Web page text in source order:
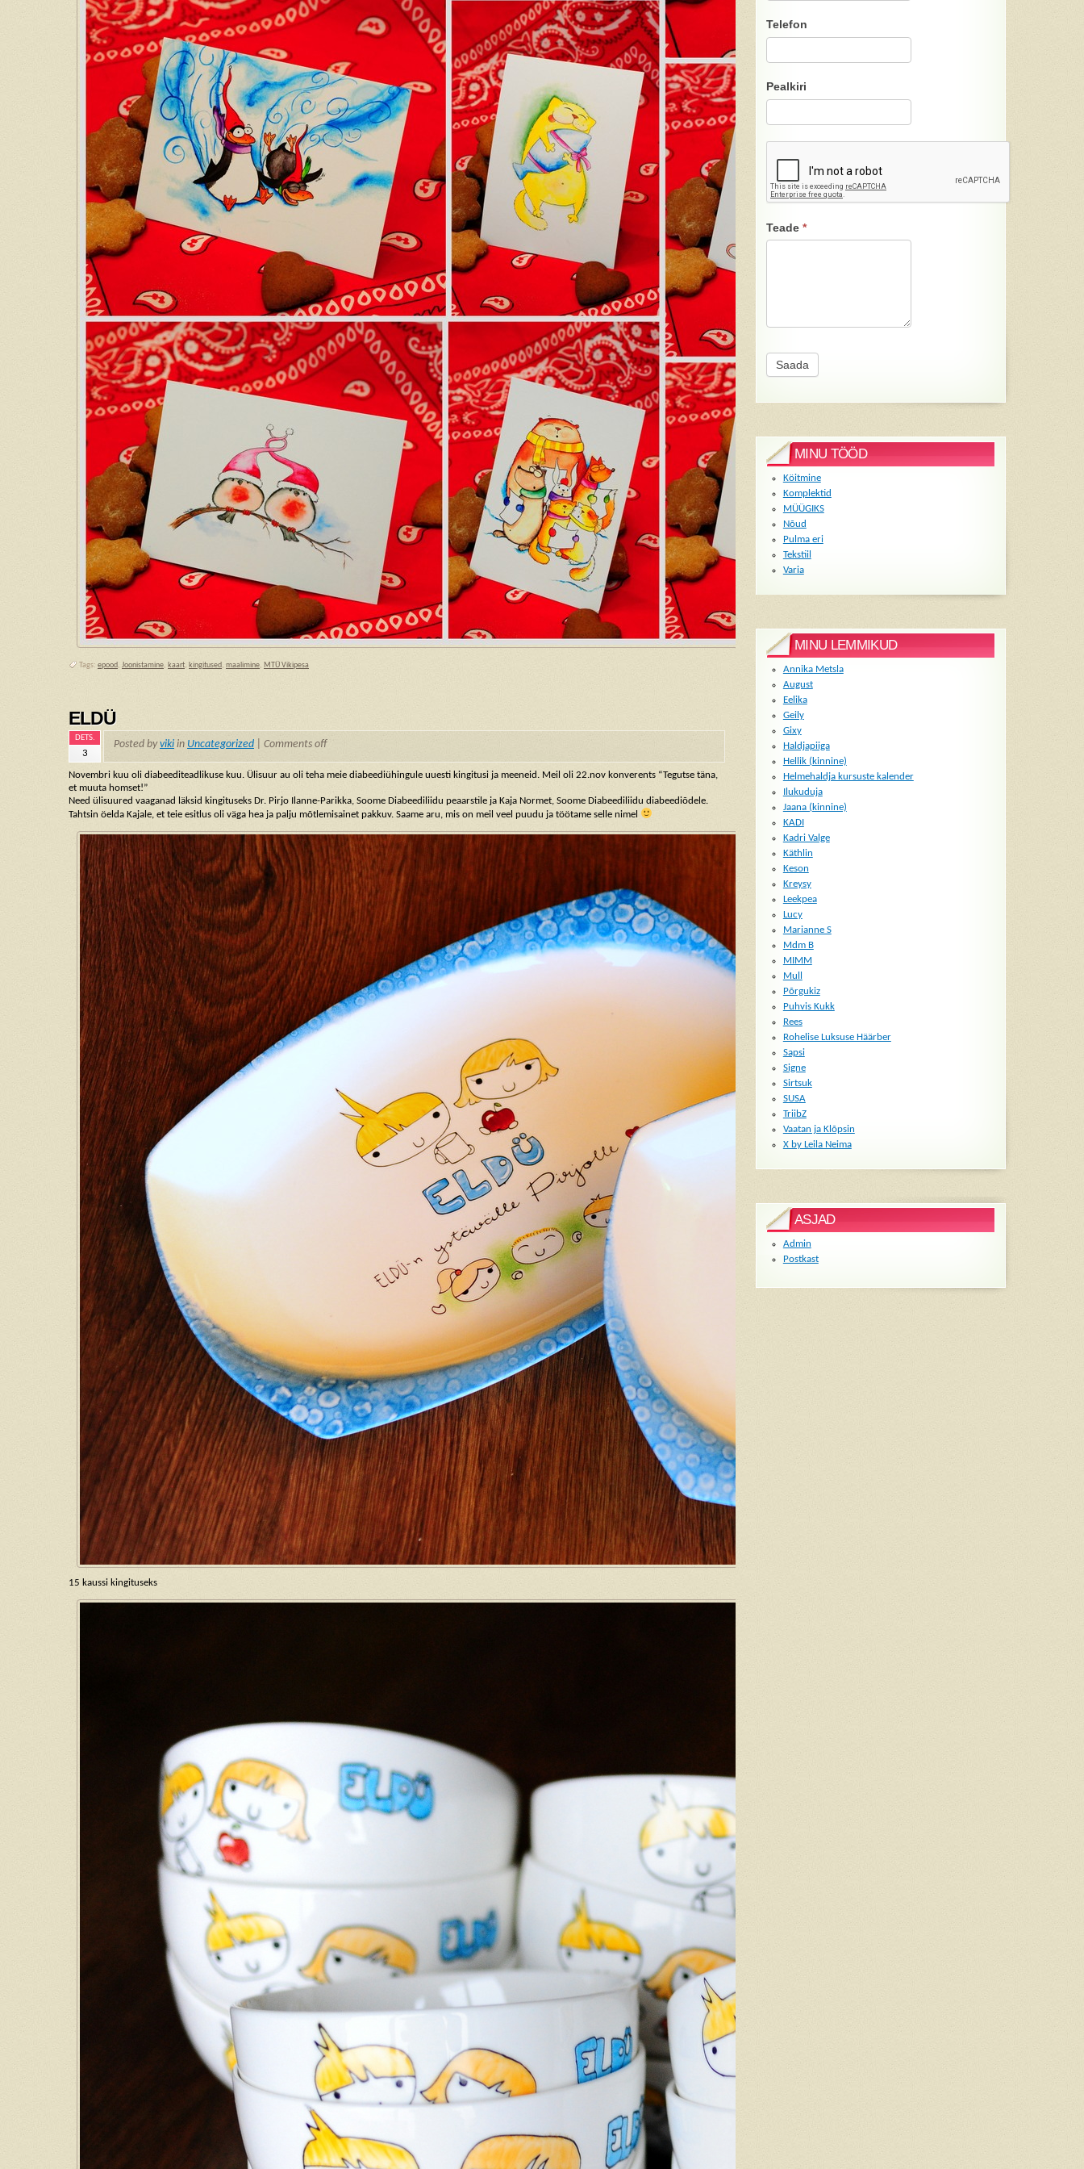
Tags: epood, Joonistamine, kaart, kingitused, maalimine, MTÜ Vikipesa
ELDÜ
DETS.
3
Posted byviki in Uncategorized Comments off
Novembri kuu oli diabeediteadlikuse kuu. Ülisuur au oli teha meie diabeediühingule uuesti kingitusi ja meeneid. Meil oli 22.nov konverents “Tegutse täna,
et muuta homset!”
Need ülisuured vaaganad läksid kingituseks Dr. Pirjo Ilanne-Parikka, Soome Diabeediliidu peaarstile ja Kaja Normet, Soome Diabeediliidu diabeediõdele.
Tahtsin öelda Kajale, et teie esitlus oli väga hea ja palju mõtlemisainet pakkuv. Saame aru, mis on meil veel puudu ja töötame selle nimel
15 kaussi kingituseks
Telefon
Pealkiri
Teade *
MINU TÖÖD
Köitmine
Komplektid
MÜÜGIKS
Nõud
Pulma eri
Tekstiil
Varia
MINU LEMMIKUD
Annika Metsla
August
Eelika
Geily
Gixy
Haldjapiiga
Hellik (kinnine)
Helmehaldja kursuste kalender
Ilukuduja
Jaana (kinnine)
KADI
Kadri Valge
Käthlin
Keson
Kreysy
Leekpea
Lucy
Marianne S
Mdm B
MIMM
Mull
Põrgukiz
Puhvis Kukk
Rees
Rohelise Luksuse Häärber
Sapsi
Signe
Sirtsuk
SUSA
TriibZ
Vaatan ja Klõpsin
X by Leila Neima
ASJAD
Admin
Postkast